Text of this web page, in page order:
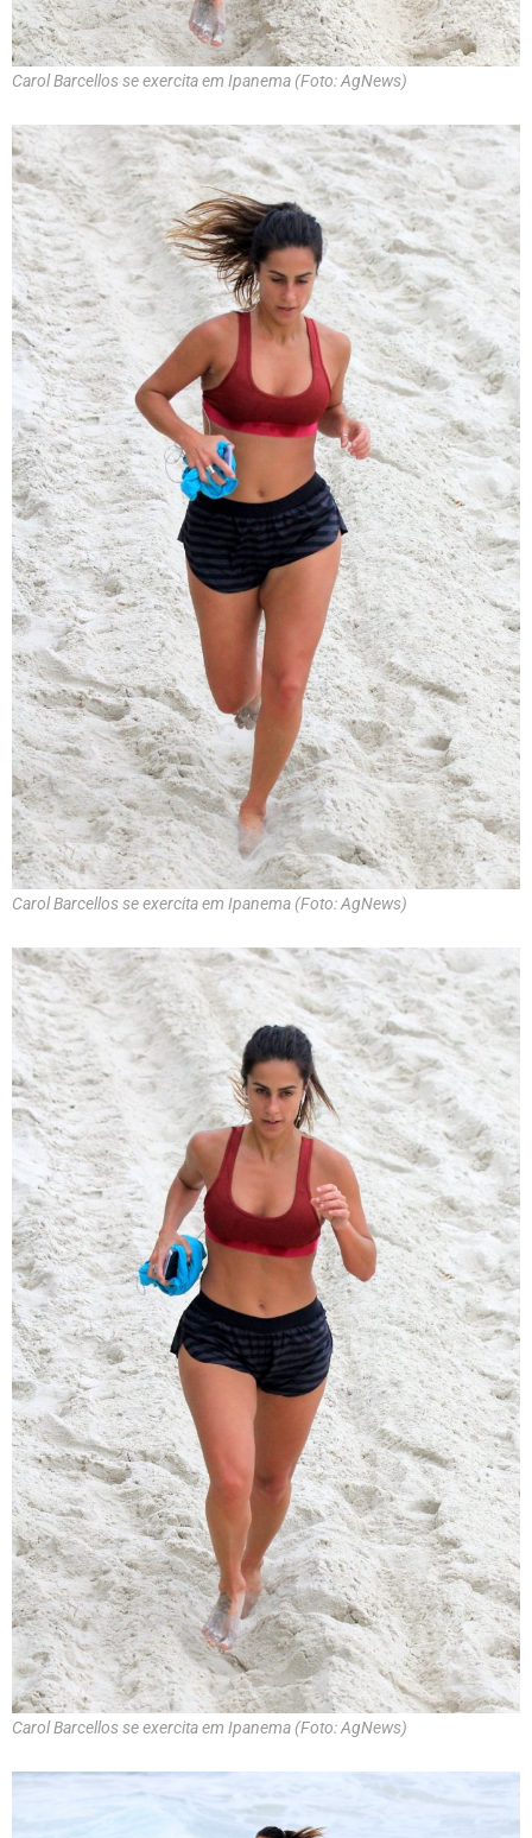
Carol Barcellos se exercita em Ipanema (Foto: AgNews)
Carol Barcellos se exercita em Ipanema (Foto: AgNews)
Carol Barcellos se exercita em Ipanema (Foto: AgNews)